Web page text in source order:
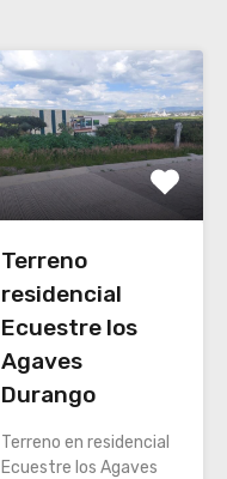
Terreno
residencial
Ecuestre los
Agaves
Durango
Terreno en residencial
Ecuestre los Agaves